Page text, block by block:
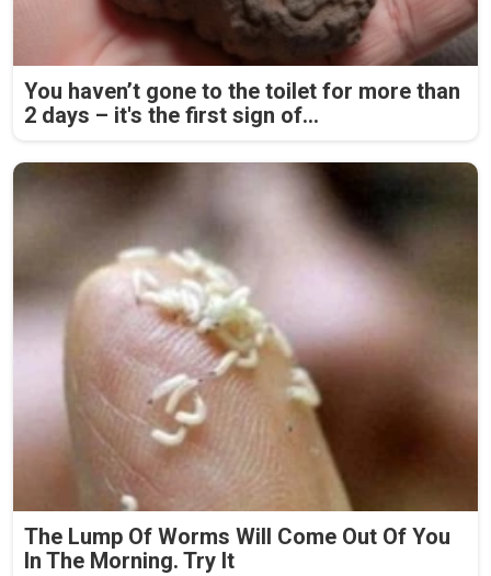
You haven’t gone to the toilet for more than
2 days – it's the first sign of...
The Lump Of Worms Will Come Out Of You
In The Morning. Try It